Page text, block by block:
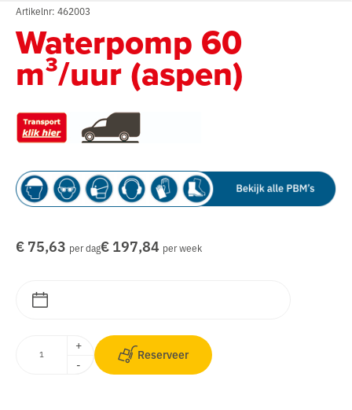
Artikelnr: 462003
Waterpomp 60
m³/uur (aspen)
€ 75,63 per dag€ 197,84 per week
+
-
Reserveer